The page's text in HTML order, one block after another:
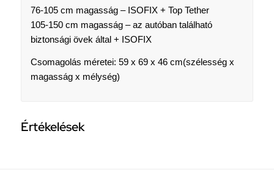
76-105 cm magasság – ISOFIX + Top Tether
105-150 cm magasság – az autóban található
biztonsági övek által + ISOFIX
Csomagolás méretei: 59 x 69 x 46 cm(szélesség x
magasság x mélység)
Értékelések